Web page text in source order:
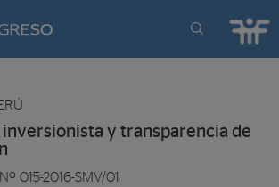
inversionista y transparencia de
015-2016-SMV/01